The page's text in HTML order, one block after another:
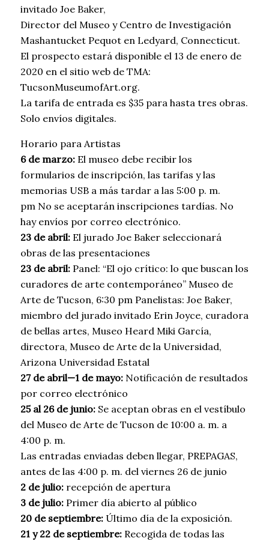
invitado Joe Baker,
Director del Museo y Centro de Investigación
Mashantucket Pequot en Ledyard, Connecticut.
El prospecto estará disponible el 13 de enero de
2020 en el sitio web de TMA:
TucsonMuseumofArt.org.
La tarifa de entrada es $35 para hasta tres obras.
Solo envíos digitales.
Horario para Artistas
6 de marzo:El museo debe recibir los
formularios de inscripción, las tarifas y las
memorias USB a más tardar a las 5:00 p. m.
pm No se aceptarán inscripciones tardías. No
hay envíos por correo electrónico.
23 de abril:El jurado Joe Baker seleccionará
obras de las presentaciones
23 de abril:Panel: “El ojo crítico: lo que buscan los
curadores de arte contemporáneo” Museo de
Arte de Tucson, 6:30 pm Panelistas: Joe Baker,
miembro del jurado invitado Erin Joyce, curadora
de bellas artes, Museo Heard Miki García,
directora, Museo de Arte de la Universidad,
Arizona Universidad Estatal
27 de abril—1 de mayo:Notificación de resultados
por correo electrónico
25 al 26 de junio:Se aceptan obras en el vestíbulo
del Museo de Arte de Tucson de 10:00 a. m. a
4:00 p. m.
Las entradas enviadas deben llegar, PREPAGAS,
antes de las 4:00 p. m. del viernes 26 de junio
2 de julio:recepción de apertura
3 de julio:Primer día abierto al público
20 de septiembre:Último día de la exposición.
21 y 22 de septiembre:Recogida de todas las